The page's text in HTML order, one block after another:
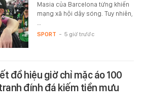
Masia của Barcelona từng khiến
mạng xã hội dậy sóng. Tuy nhiên,
…
SPORT - 5 giờ trước
đồ hiệu giờ chỉ mặc áo 100
đính đá kiếm tiền mưu